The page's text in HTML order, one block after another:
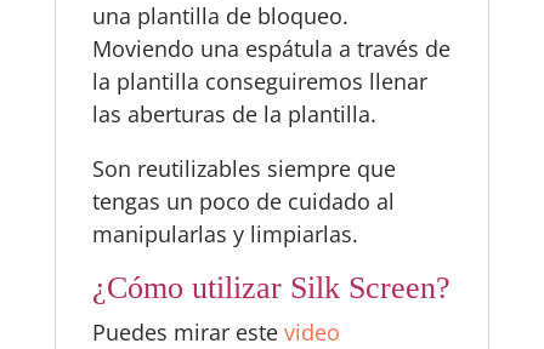
una plantilla de bloqueo.
Moviendo una espátula a través de
la plantilla conseguiremos llenar
las aberturas de la plantilla.
Son reutilizables siempre que
tengas un poco de cuidado al
manipularlas y limpiarlas.
¿Cómo utilizar Silk Screen?
Puedes mirar este video